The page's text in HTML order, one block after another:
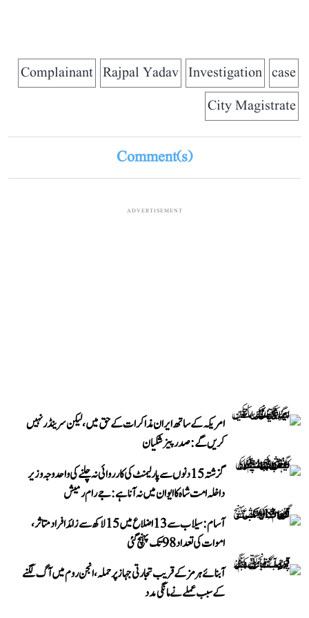
case
Investigation
Rajpal Yadav
Complainant
City Magistrate
Comment(s)
ADVERTISEMENT
امریکہ کے ساتھ ایران مذاکرات کے حق میں، لیکن سرینڈر نہیں
کریں گے: صدر پیزشکیان
گزشتہ 15 دنوں سے پارلیمنٹ کی کارروائی نہ چلنے کی واحد وجہ وزیر
داخلہ امت شاہ کا ایوان میں نہ آنا ہے: جے رام رمیش
آسام: سیلاب سے 13 اضلاع میں 15 لاکھ سے زائد افراد متاثر،
اموات کی تعداد 98 تک پہنچ گئی
آبنائے ہرمز کے قریب تجارتی جہاز پر حملہ، انجن روم میں آگ لگنے
کے سبب عملے نے مانگی مدد